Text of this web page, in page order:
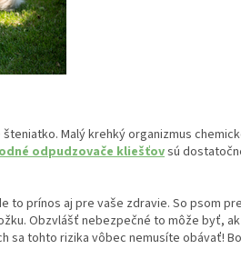
šteniatko. Malý krehký organizmus
odpudzovače kliešťovsú
to prínos aj pre vaše zdravie. So psom
Obzvlášť nebezpečné to môže byť,
sa tohto rizika vôbec nemusíte obávať!